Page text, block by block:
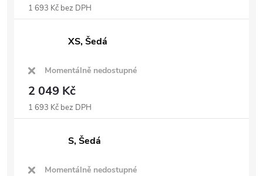
1 693 Kč bez DPH
XS, Šedá
Momentálně nedostupné
2 049 Kč
1 693 Kč bez DPH
S, Šedá
Momentálně nedostupné